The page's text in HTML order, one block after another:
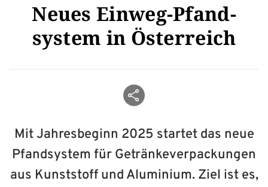
Neues Einweg-Pfand­
system in Österreich
Beitrag teilen
Mit Jahresbeginn 2025 startet das neue
Pfandsystem für Getränkeverpackungen
aus Kunststoff und Aluminium. Ziel ist es,